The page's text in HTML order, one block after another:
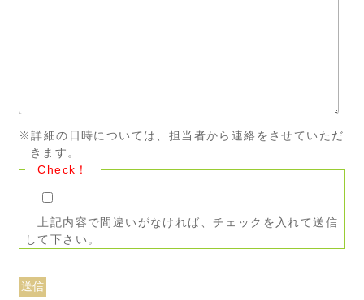
※詳細の日時については、担当者から連絡をさせていただ
きます。
Check！
上記内容で間違いがなければ、チェックを入れて送信
して下さい。